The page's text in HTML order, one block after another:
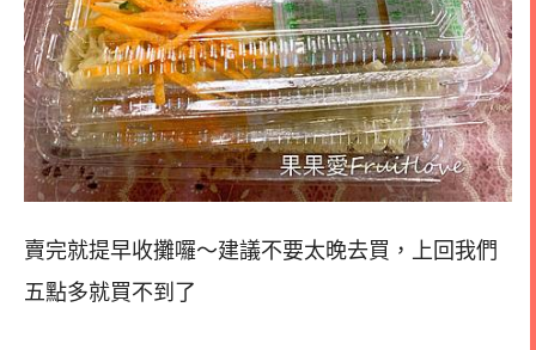
賣完就提早收攤囉～建議不要太晚去買，上回我們
五點多就買不到了